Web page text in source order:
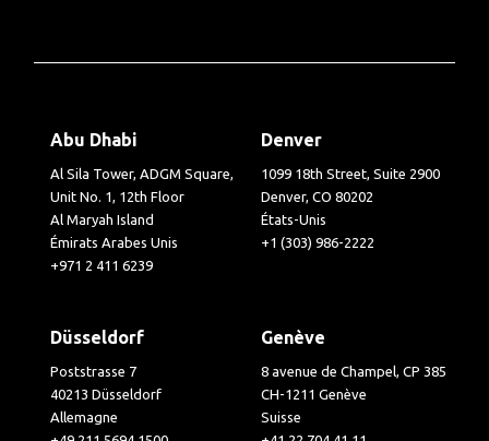
Abu Dhabi
Al Sila Tower, ADGM Square,
Unit No. 1, 12th Floor
Al Maryah Island
Émirats Arabes Unis
+971 2 411 6239
Denver
1099 18th Street, Suite 2900
Denver, CO 80202
États-Unis
+1 (303) 986-2222
Düsseldorf
Poststrasse 7
40213 Düsseldorf
Allemagne
Genève
8 avenue de Champel, CP 385
CH-1211 Genève
Suisse